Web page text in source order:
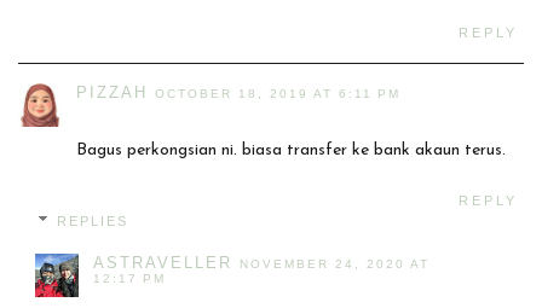
REPLY
PIZZAH OCTOBER 18, 2019 AT 6:11 PM
Bagus perkongsian ni. biasa transfer ke bank akaun terus.
REPLY
REPLIES
ASTRAVELLER
NOVEMBER 24, 2020 AT
12:17 PM